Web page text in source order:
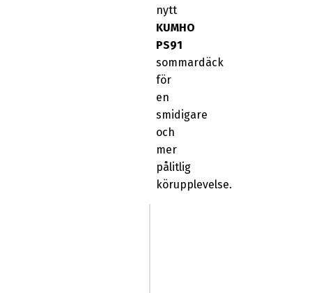
nytt
KUMHO
PS91
sommardäck
för
en
smidigare
och
mer
pålitlig
körupplevelse.